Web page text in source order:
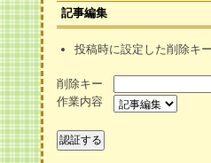
記事編集
投稿時に設定した削除キ
削除キー
作業内容